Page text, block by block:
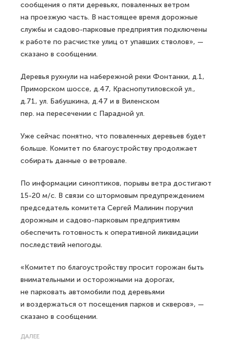
сообщения о пяти деревьях, поваленных ветром
на проезжую часть. В настоящее время дорожные
службы и садово-парковые предприятия подключены
к работе по расчистке улиц от упавших стволов», —
сказано в сообщении.
Деревья рухнули на набережной реки Фонтанки, д.1,
Приморском шоссе, д.47, Краснопутиловской ул.,
д.71, ул. Бабушкина, д.47 и в Виленском
пер. на пересечении с Парадной ул.
Уже сейчас понятно, что поваленных деревьев будет
больше. Комитет по благоустройству продолжает
собирать данные о ветровале.
По информации синоптиков, порывы ветра достигают
15-20 м/с. В связи со штормовым предупреждением
председатель комитета Сергей Малинин поручил
дорожным и садово-парковым предприятиям
обеспечить готовность к оперативной ликвидации
последствий непогоды.
«Комитет по благоустройству просит горожан быть
внимательными и осторожными на дорогах,
не парковать автомобили под деревьями
и воздержаться от посещения парков и скверов», —
сказано в сообщении.
ДАЛЕЕ